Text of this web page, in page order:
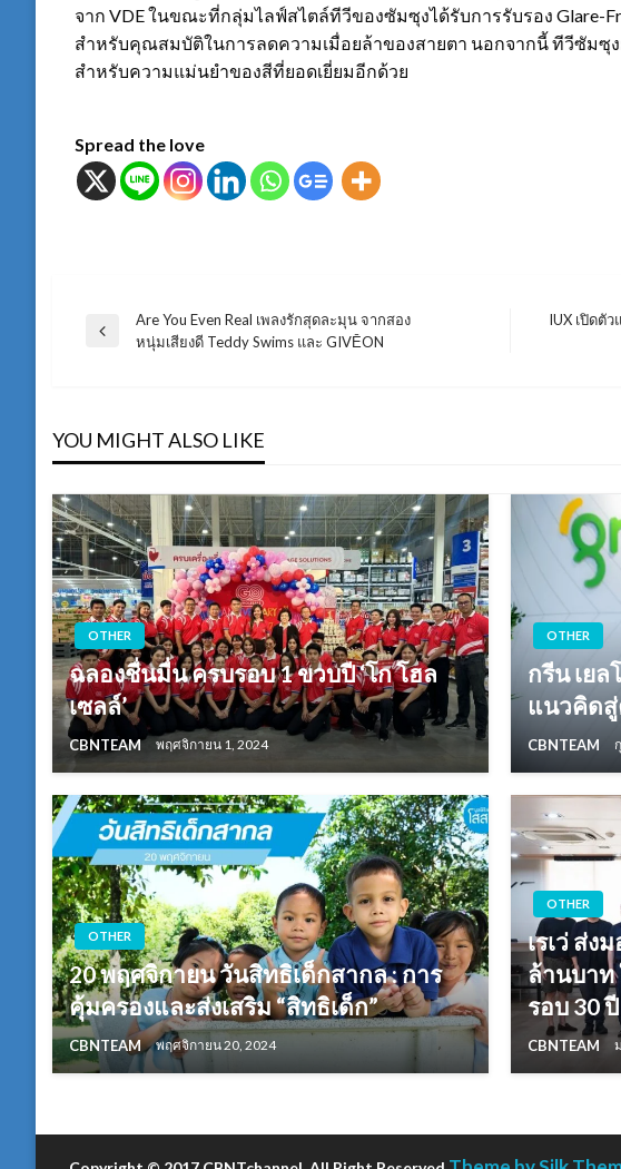
จาก VDE ในขณะที่กลุ่มไลฟ์สไตล์ทีวีของซัมซุงได้รับการรับรอง Glare-
สำหรับคุณสมบัติในการลดความเมื่อยล้าของสายตา นอกจากนี้ ทีวีซัมซุงยั
สำหรับความแม่นยำของสีที่ยอดเยี่ยมอีกด้วย
Spread the love
แนะแนว
Previous
Are You Even Real เพลงรักสุดละมุน จากสอง
หนุ่มเสียงดี Teddy Swims และ GIVĒON
IUX เปิดตั
YOU MIGHT ALSO LIKE
OTHER
ฉลองชื่นมื่น ครบรอบ 1 ขวบปี ‘โก โฮล
เซลล์’
CBNTEAM พฤศจิกายน 1, 2024
OTHER
กรีน เยล
แนวคิด
CBNTEAM
OTHER
20 พฤศจิกายน วันสิทธิเด็กสากล : การ
คุ้มครองและส่งเสริม “สิทธิเด็ก”
CBNTEAM พฤศจิกายน 20, 2024
OTHER
เรเว่ ส่ง
ล้านบาท
รอบ 30 ปี
CBNTEAM